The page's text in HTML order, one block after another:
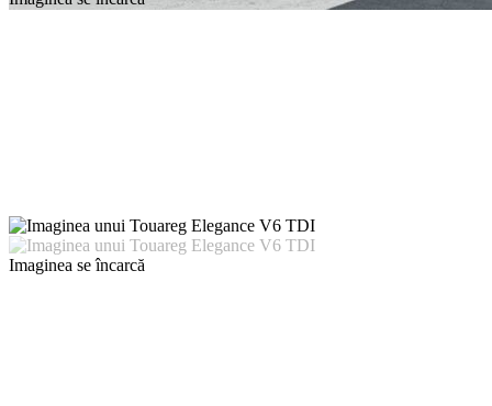
Imaginea se încarcă